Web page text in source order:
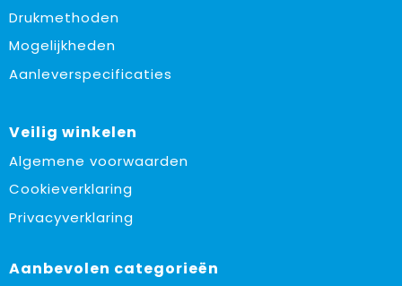
Drukmethoden
Mogelijkheden
Aanleverspecificaties
Veilig winkelen
Algemene voorwaarden
Cookieverklaring
Privacyverklaring
Aanbevolen categorieën